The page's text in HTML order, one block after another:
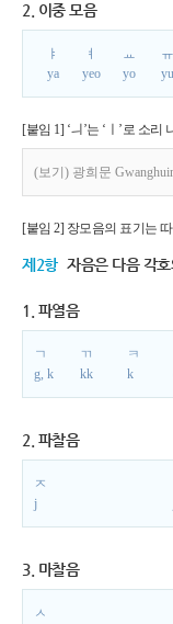
2. 이중 모음
ㅑ
ya
ㅕ
yeo
ㅛ
yo
ㅠ
yu
[붙임 1] ‘ㅢ’는 ‘ㅣ’로 소리
(보기) 광희문
[붙임 2] 장모음의 표기는
제2항 자음은 다음 각
1. 파열음
ㄱ
g, k
ㄲ
kk
ㅋ
k
2. 파찰음
ㅈ
j
3. 마찰음
ㅅ